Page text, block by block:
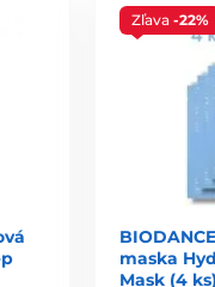
Zľava-22%
maska
Mask (4 ks)